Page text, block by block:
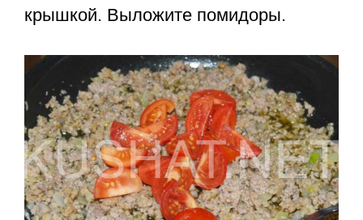
крышкой. Выложите помидоры.